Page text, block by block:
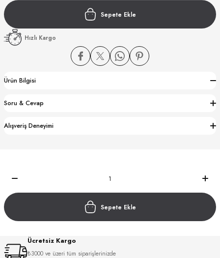
Sepete Ekle
Hızlı Kargo
Ürün Bilgisi
Soru & Cevap
Alışveriş Deneyimi
Sepete Ekle
Ücretsiz Kargo
₺3000 ve üzeri tüm siparişlerinizde